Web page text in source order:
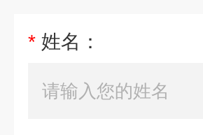
* 姓名：